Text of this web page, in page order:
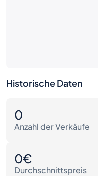
Historische Daten
0
Anzahl der Verkäufe
0€
Durchschnittspreis